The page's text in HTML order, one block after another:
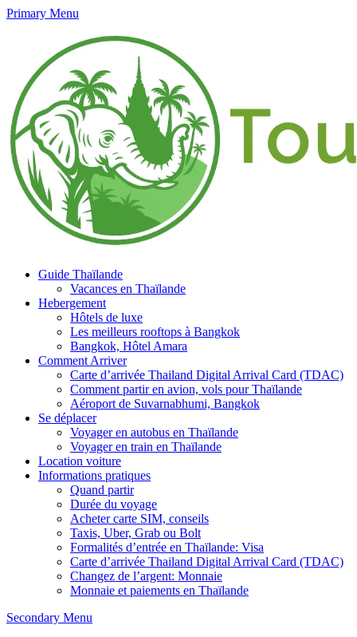
Primary Menu
Guide Thaïlande
Vacances en Thaïlande
Hebergement
Hôtels de luxe
Les meilleurs rooftops à Bangkok
Bangkok, Hôtel Amara
Comment Arriver
Carte d’arrivée Thailand Digital Arrival Card (TDAC)
Comment partir en avion, vols pour Thaïlande
Aéroport de Suvarnabhumi, Bangkok
Se déplacer
Voyager en autobus en Thaïlande
Voyager en train en Thaïlande
Location voiture
Informations pratiques
Quand partir
Durée du voyage
Acheter carte SIM, conseils
Taxis, Uber, Grab ou Bolt
Formalités d’entrée en Thaïlande: Visa
Carte d’arrivée Thailand Digital Arrival Card (TDAC)
Changez de l’argent: Monnaie
Monnaie et paiements en Thaïlande
Secondary Menu